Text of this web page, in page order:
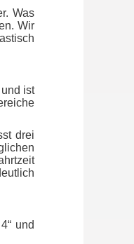
Was
Wir
ist
drei
und